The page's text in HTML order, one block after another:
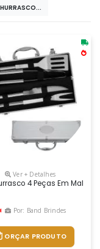
Ver + Detalhes
4 Peças Em Maleta
Por: Band Brindes
ORÇAR PRODUTO